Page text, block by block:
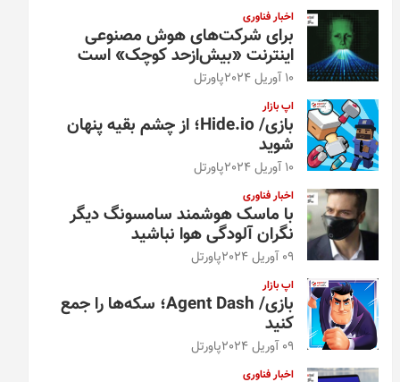
اخبار فناوری
برای شرکت‌های هوش مصنوعی
اینترنت «بیش‌از‌حد کوچک» است
10 آوریل 2024 پاورتل
اپ بازار
بازی/ Hide.io؛ از چشم بقیه پنهان
شوید
10 آوریل 2024 پاورتل
اخبار فناوری
با ماسک هوشمند سامسونگ دیگر
نگران آلودگی هوا نباشید
09 آوریل 2024 پاورتل
اپ بازار
بازی/ Agent Dash؛ سکه‌ها را جمع
کنید
09 آوریل 2024 پاورتل
اخبار فناوری